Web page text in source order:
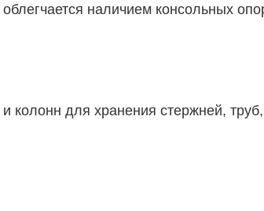
наличием консольных
колонн для хранения стержней,